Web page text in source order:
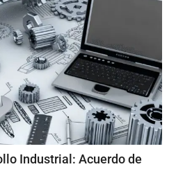
Industrial: Acuerdo de